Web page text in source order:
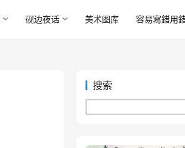
砚边夜话 美术图库 容易寫錯用
搜索